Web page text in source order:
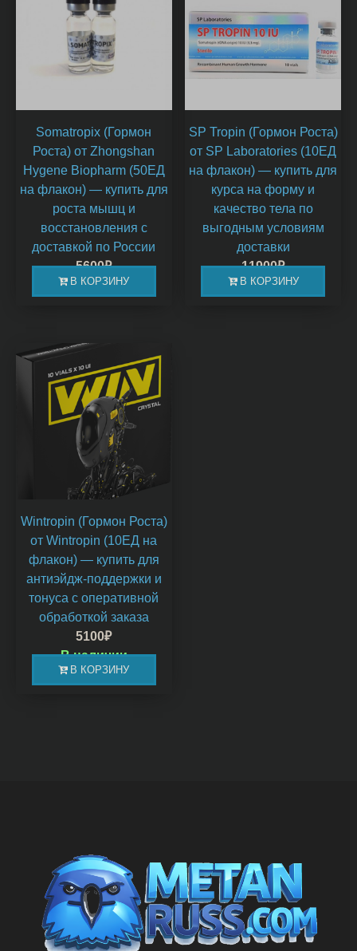
Somatropix (Гормон
Роста) от Zhongshan
Hygene Biopharm (50ЕД
на флакон) — купить для
роста мышц и
восстановления с
доставкой по России
5600₽
В КОРЗИНУ
В наличии
SP Tropin (Гормон Роста)
от SP Laboratories (10ЕД
на флакон) — купить для
курса на форму и
качество тела по
выгодным условиям
доставки
11900₽
В КОРЗИНУ
В наличии
Wintropin (Гормон Роста)
от Wintropin (10ЕД на
флакон) — купить для
антиэйдж-поддержки и
тонуса с оперативной
обработкой заказа
5100₽
В КОРЗИНУ
В наличии